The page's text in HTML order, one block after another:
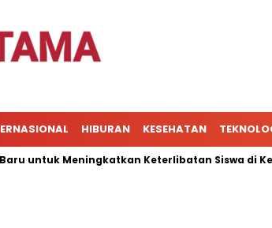
HIBURAN KESEHATAN
Meningkatkan Keterlibatan Siswa di Kelas